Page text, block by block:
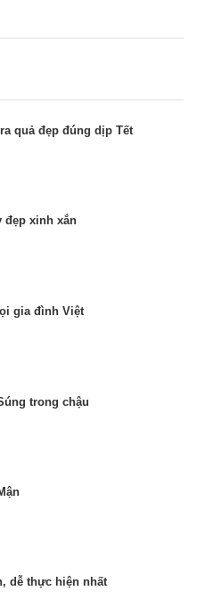
quả đẹp đúng dịp Tết
đẹp xinh xắn
gia đình Việt
trong chậu
dễ thực hiện nhất